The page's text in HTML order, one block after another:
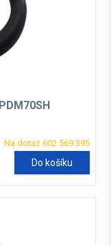
Na dotaz 602 569 395
Do košíku